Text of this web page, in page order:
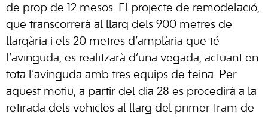
de prop de 12 mesos. El projecte de remodelació,
que transcorrerà al llarg dels 900 metres de
llargària i els 20 metres d’amplària que té
l’avinguda, es realitzarà d’una vegada, actuant en
tota l’avinguda amb tres equips de feina. Per
aquest motiu, a partir del dia 28 es procedirà a la
retirada dels vehicles al llarg del primer tram de